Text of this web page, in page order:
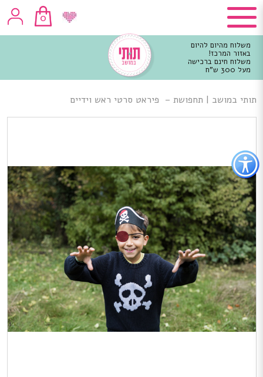
כפתור
לפתיחת
תפריט
נגישות
0
משלוח מהיום להיום
באזור המרכז!
משלוח חינם ברכישה
מעל 300 ש"ח
מרכזי
תותי במושב | תחפושת – פיראט סרטי ראש וידיים